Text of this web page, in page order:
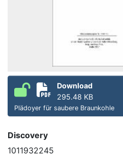
Download
295.48 KB
Plädoyer für saubere Braunkohle
Discovery
1011932245